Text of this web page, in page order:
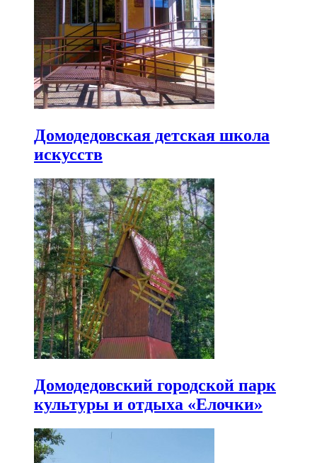
Домодедовская детская школа
искусств
Домодедовский городской парк
культуры и отдыха «Елочки»